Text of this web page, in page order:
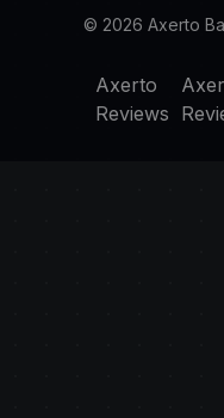
© 2026 Axerto
Axerto
Reviews